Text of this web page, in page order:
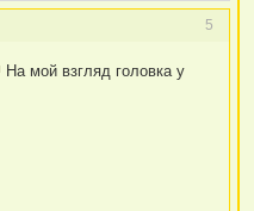
5
На мой взгляд головка у